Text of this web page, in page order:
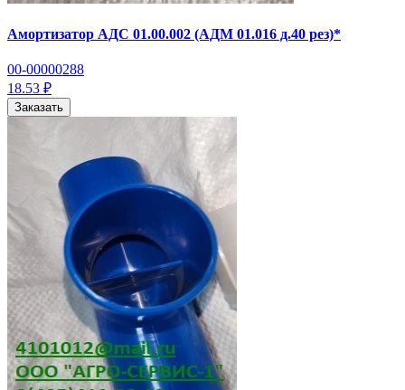
Амортизатор АДС 01.00.002 (АДМ 01.016 д.40 рез)*
00-00000288
18.53 ₽
Заказать